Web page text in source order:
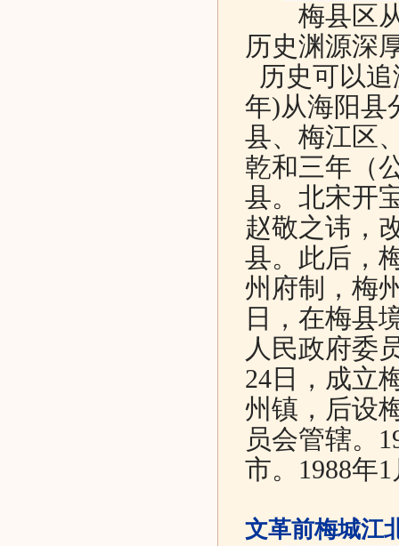
梅县区从
历史渊源深
历史可以
年)从海阳县
县、梅江区
乾和三年（
县。北宋开
赵敬之讳，
县。此后，
州府制，梅
日，在梅县
人民政府委
24日，成立
州镇，后设
员会管辖。
市。1988年
文革前梅城江